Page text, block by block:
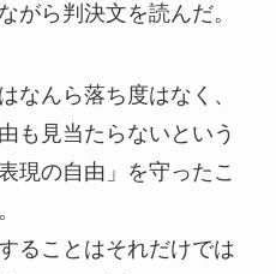
がら判決文を読んだ。
なんら落ち度はなく、
も見当たらないという
現の自由」を守ったこ
ることはそれだけでは